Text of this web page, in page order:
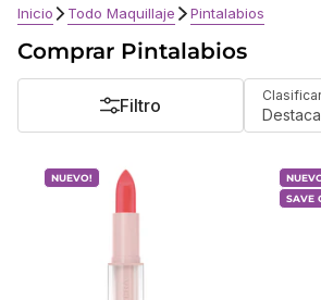
Inicio Todo Maquillaje Pintalabios
Comprar Pintalabios
Filtro
NUEVO!
SAVE